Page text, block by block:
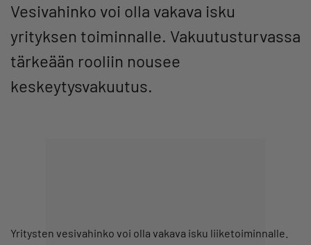
Vesivahinko voi olla vakava isku
yrityksen toiminnalle. Vakuutusturvassa
tärkeään rooliin nousee
keskeytysvakuutus.
Yritysten vesivahinko voi olla vakava isku liiketoiminnalle.